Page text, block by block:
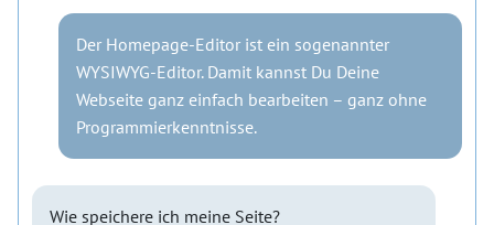
Der Homepage-Editor ist ein sogenannter
WYSIWYG-Editor. Damit kannst Du Deine
Webseite ganz einfach bearbeiten – ganz ohne
Programmierkenntnisse.
Wie speichere ich meine Seite?